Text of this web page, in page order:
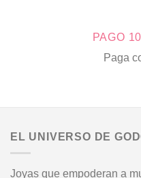
PAGO
Paga
EL UNIVERSO DE
Joyas que empoderan a